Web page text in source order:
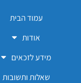
עמוד הבית
אודות
מידע לזכאים
שאלות ותשובות